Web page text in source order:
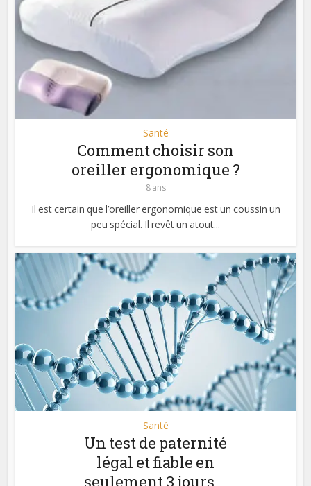
Santé
Comment choisir son
oreiller ergonomique ?
8 ans
Il est certain que l’oreiller ergonomique est un coussin un
peu spécial. Il revêt un atout...
Santé
Un test de paternité
légal et fiable en
seulement 3 jours...